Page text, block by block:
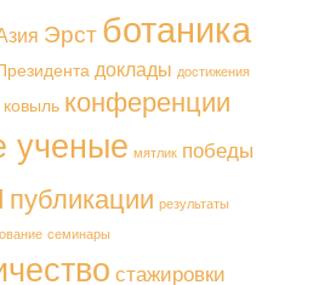
Эрст ботаника
доклады достижения
ковыль конференции
ученые мятлик победы
публикации результаты
семинары
стажировки